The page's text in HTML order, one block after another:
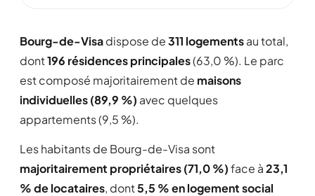
Bourg-de-Visadispose de311 logementsau total,
dont196 résidences principales(63,0 %). Le parc
est composé majoritairement de maisons
individuelles (89,9 %) avec quelques
appartements (9,5 %).
Les habitants de Bourg-de-Visa sont
majoritairement propriétaires (71,0 %)face à23,1
% de locataires, dont5,5 % en logement social